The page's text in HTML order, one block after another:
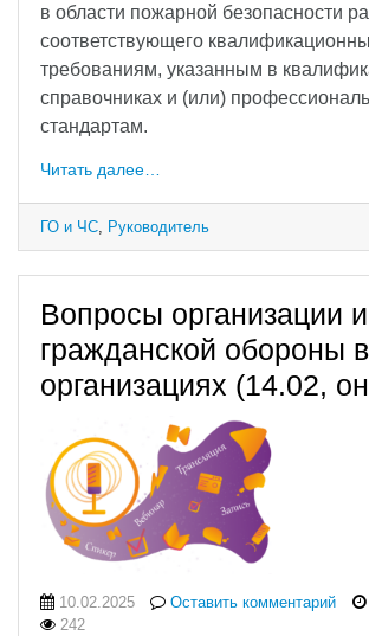
в области пожарной безопасности
соответствующего
требованиям, указанным в
справочниках и (или)
стандартам.
Читать далее…
ГО и ЧС, Руководитель
Вопросы организации
гражданской обороны в
организациях (14.02,
10.02.2025 Оставить комментарий
242